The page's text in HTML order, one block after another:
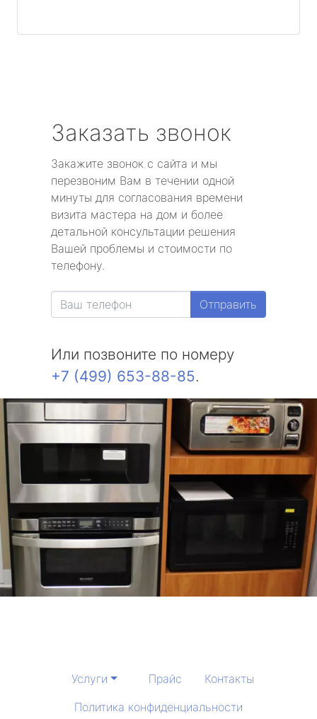
Заказать звонок
Закажите звонок с сайта и мы
перезвоним Вам в течении одной
минуты для согласования времени
визита мастера на дом и более
детальной консультации решения
Вашей проблемы и стоимости по
телефону.
Отправить
Или позвоните по номеру
+7 (499) 653-88-85.
Услуги Прайс
Контакты
Политика конфиденциальности